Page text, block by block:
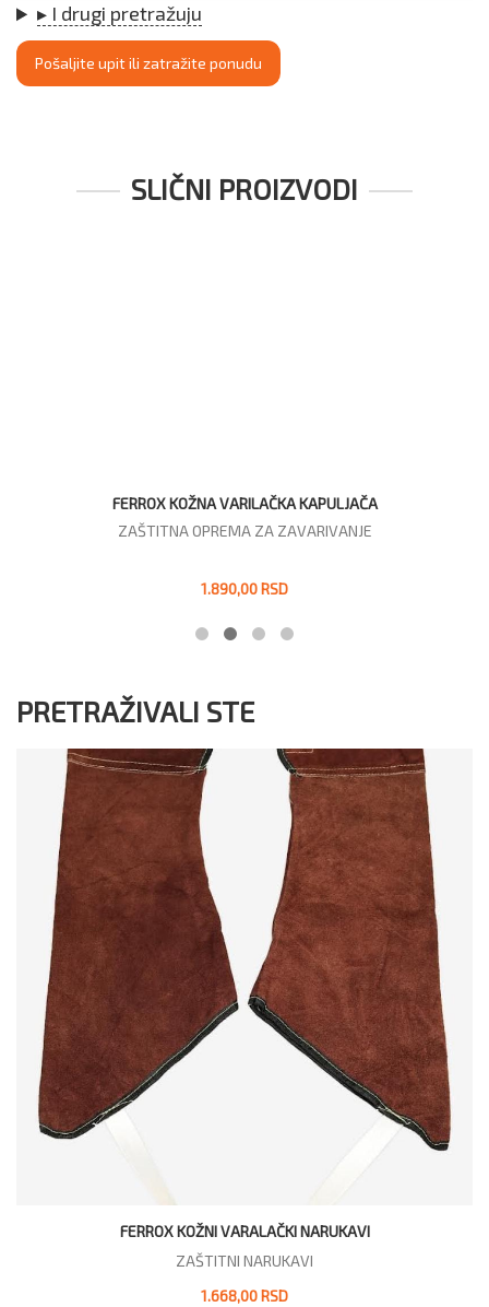
▸ I drugi pretražuju
Pošaljite upit ili zatražite ponudu
SLIČNI PROIZVODI
FERROX KOŽNA VARILAČKA KAPULJAČA
ZAŠTITNA OPREMA ZA ZAVARIVANJE
1.890,00 RSD
PRETRAŽIVALI STE
FERROX KOŽNI VARALAČKI NARUKAVI
ZAŠTITNI NARUKAVI
1.668,00 RSD